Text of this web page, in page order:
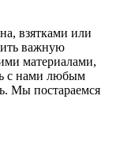
взятками или
важную
материалами,
с нами любым
Мы постараемся